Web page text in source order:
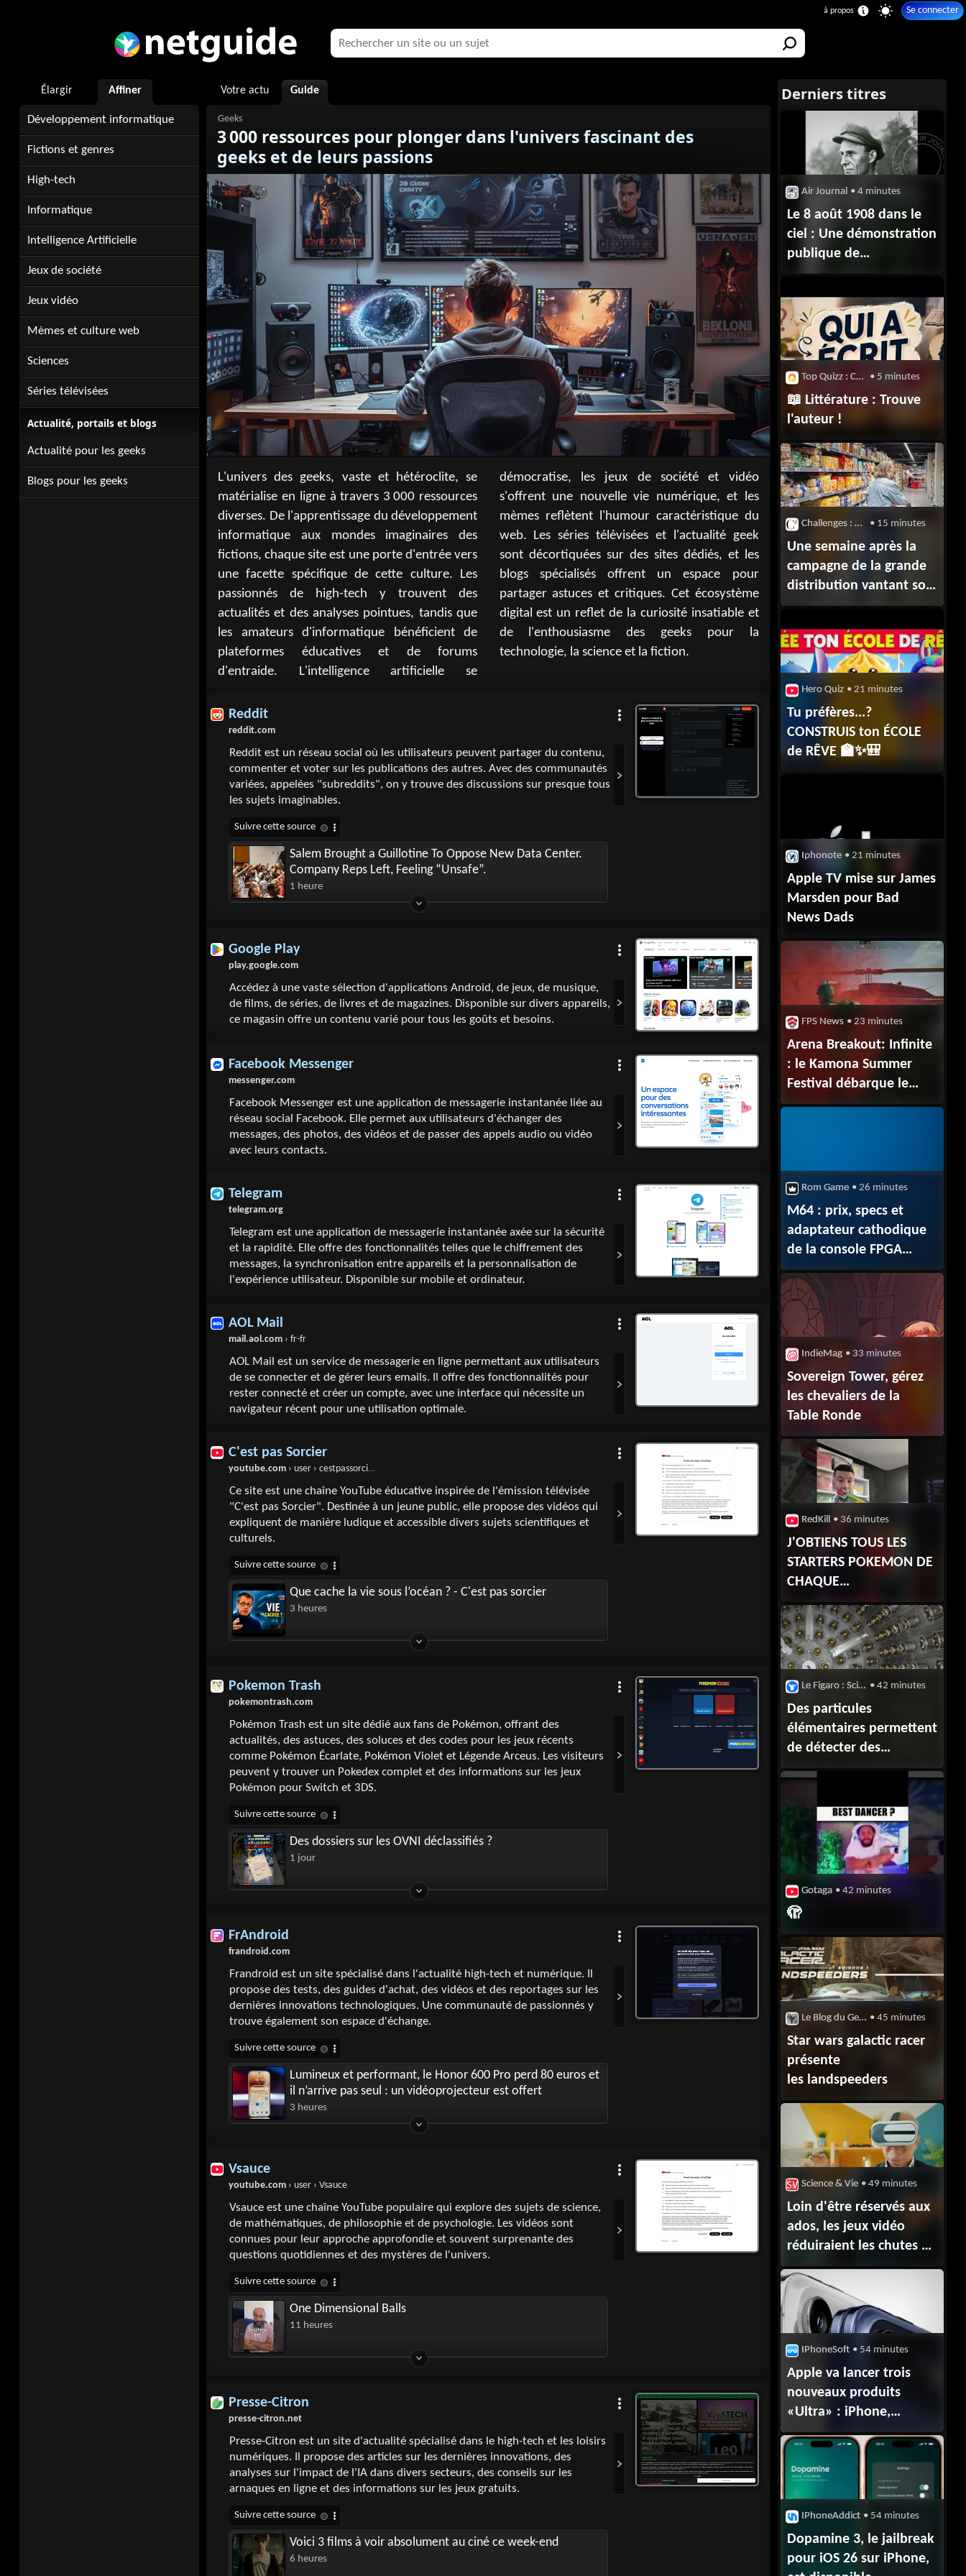
Se connecter
Élargir Affiner
Développement informatique
Fictions et genres
High-tech
Informatique
Intelligence Artificielle
Jeux de société
Jeux vidéo
Mèmes et culture web
Sciences
Séries télévisées
Actualité, portails et blogs
Actualité pour les geeks
Blogs pour les geeks
Votre actu Guide
3 000 ressources pour plonger dans l'univers fascinant des
geeks et de leurs passions
L'univers des geeks, vaste et hétéroclite, se
matérialise en ligne à travers 3 000 ressources
diverses. De l'apprentissage du développement
informatique aux mondes imaginaires des
fictions, chaque site est une porte d'entrée vers
une facette spécifique de cette culture. Les
passionnés de high-tech y trouvent des
actualités et des analyses pointues, tandis que
les amateurs d'informatique bénéficient de
plateformes éducatives et de forums
d'entraide. L'intelligence artificielle se
démocratise, les jeux de société et vidéo
s'offrent une nouvelle vie numérique, et les
mèmes reflètent l'humour caractéristique du
web. Les séries télévisées et l'actualité geek
sont décortiquées sur des sites dédiés, et les
blogs spécialisés offrent un espace pour
partager astuces et critiques. Cet écosystème
digital est un reflet de la curiosité insatiable et
de l'enthousiasme des geeks pour la
technologie, la science et la fiction.
Reddit
reddit.com
Reddit est un réseau social où les utilisateurs peuvent partager du contenu,
commenter et voter sur les publications des autres. Avec des communautés
variées, appelées "subreddits", on y trouve des discussions sur presque tous
les sujets imaginables.
Salem Brought a Guillotine To Oppose New Data Center.
Company Reps Left, Feeling “Unsafe”.
1 heure
Google Play
play.google.com
Accédez à une vaste sélection d'applications Android, de jeux, de musique,
de films, de séries, de livres et de magazines. Disponible sur divers appareils,
ce magasin offre un contenu varié pour tous les goûts et besoins.
Facebook Messenger
messenger.com
Facebook Messenger est une application de messagerie instantanée liée au
réseau social Facebook. Elle permet aux utilisateurs d'échanger des
messages, des photos, des vidéos et de passer des appels audio ou vidéo
avec leurs contacts.
Telegram
telegram.org
Telegram est une application de messagerie instantanée axée sur la sécurité
et la rapidité. Elle offre des fonctionnalités telles que le chiffrement des
messages, la synchronisation entre appareils et la personnalisation de
l'expérience utilisateur. Disponible sur mobile et ordinateur.
AOL Mail
mail.aol.com › fr-fr
AOL Mail est un service de messagerie en ligne permettant aux utilisateurs
de se connecter et de gérer leurs emails. Il offre des fonctionnalités pour
rester connecté et créer un compte, avec une interface qui nécessite un
navigateur récent pour une utilisation optimale.
C'est pas Sorcier
youtube.com › user › cestpassorcierftv
Ce site est une chaîne YouTube éducative inspirée de l'émission télévisée
"C'est pas Sorcier". Destinée à un jeune public, elle propose des vidéos qui
expliquent de manière ludique et accessible divers sujets scientifiques et
culturels.
Que cache la vie sous l’océan ? - C'est pas sorcier
3 heures
Pokemon Trash
pokemontrash.com
Pokémon Trash est un site dédié aux fans de Pokémon, offrant des
actualités, des astuces, des soluces et des codes pour les jeux récents
comme Pokémon Écarlate, Pokémon Violet et Légende Arceus. Les visiteurs
peuvent y trouver un Pokedex complet et des informations sur les jeux
Pokémon pour Switch et 3DS.
Des dossiers sur les OVNI déclassifiés ?
1 jour
FrAndroid
frandroid.com
Frandroid est un site spécialisé dans l'actualité high-tech et numérique. Il
propose des tests, des guides d'achat, des vidéos et des reportages sur les
dernières innovations technologiques. Une communauté de passionnés y
trouve également son espace d'échange.
Lumineux et performant, le Honor 600 Pro perd 80 euros et
il n’arrive pas seul : un vidéoprojecteur est offert
3 heures
Vsauce
youtube.com › user › Vsauce
Vsauce est une chaîne YouTube populaire qui explore des sujets de science,
de mathématiques, de philosophie et de psychologie. Les vidéos sont
connues pour leur approche approfondie et souvent surprenante des
questions quotidiennes et des mystères de l'univers.
One Dimensional Balls
11 heures
Presse-Citron
presse-citron.net
Presse-Citron est un site d'actualité spécialisé dans le high-tech et les loisirs
numériques. Il propose des articles sur les dernières innovations, des
analyses sur l'impact de l'IA dans divers secteurs, des conseils sur les
arnaques en ligne et des informations sur les jeux gratuits.
Voici 3 films à voir absolument au ciné ce week-end
6 heures
Air Journal • 4 minutes
Le 8 août 1908 dans le
ciel : Une démonstration
publique de
Wilbur Wright
Top Quizz : Chaîne Youtube • 5 minutes
📖 Littérature : Trouve
l'auteur !
Challenges : Grande Consommation • 15 minutes
Une semaine après la
campagne de la grande
distribution vantant son
rôle dans la défense du
pouvoir d’achat des
Français, les géants de
l’agro-industrie contre-
attaquent en dénonçant
trompeuse sur les effets
négociations commerciales.
Hero Quiz • 21 minutes
Tu préfères...?
CONSTRUIS ton ÉCOLE
de RÊVE 🏫✨🎒
Iphonote • 21 minutes
Apple TV mise sur James
Marsden pour Bad
News Dads
FPS News • 23 minutes
Arena Breakout: Infinite
: le Kamona Summer
Festival débarque le
13 août
Rom Game • 26 minutes
M64 : prix, specs et
adaptateur cathodique
de la console FPGA
Nintendo 64
IndieMag • 33 minutes
Sovereign Tower, gérez
les chevaliers de la
Table Ronde
RedKill • 36 minutes
J'OBTIENS TOUS LES
STARTERS POKEMON DE
CHAQUE
GENERATIONS !!
Le Figaro : Sciences • 42 minutes
Des particules
élémentaires permettent
de détecter des
réacteurs nucléaires,
Gotaga • 42 minutes
🫣
Le Blog du Geek • 45 minutes
Star wars galactic racer
présente
les landspeeders
Science & Vie • 49 minutes
Loin d'être réservés aux
ados, les jeux vidéo
réduiraient les chutes de
25% chez les seniors
IPhoneSoft • 54 minutes
Apple va lancer trois
nouveaux produits
«Ultra» : iPhone,
AirPods et MacBook
IPhoneAddict • 54 minutes
Dopamine 3, le jailbreak
pour iOS 26 sur iPhone,